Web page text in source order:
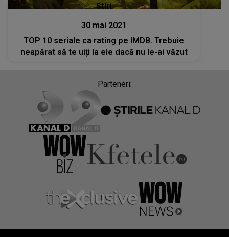
Stiri
30 mai 2021
TOP 10 seriale ca rating pe IMDB. Trebuie
neapărat să te uiți la ele dacă nu le-ai văzut
Parteneri: